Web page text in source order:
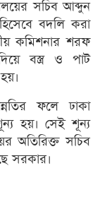
সচিব আব্দুন
বদলি করা
কমিশনার শরফ
বস্ত্র ও পাট
ফলে ঢাকা
হয়। সেই শূন্য
অতিরিক্ত সচিব
সরকার।